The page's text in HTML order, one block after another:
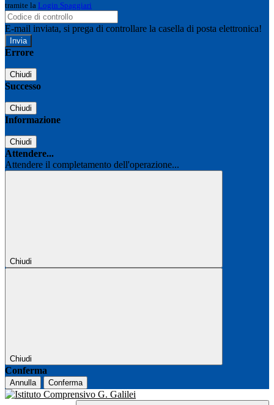
tramite la Login Spaggiari
E-mail inviata, si prega di controllare la casella di posta elettronica!
Errore
Chiudi
Successo
Chiudi
Informazione
Chiudi
Attendere...
Attendere il completamento dell'operazione...
Chiudi
Chiudi
Conferma
Annulla Conferma